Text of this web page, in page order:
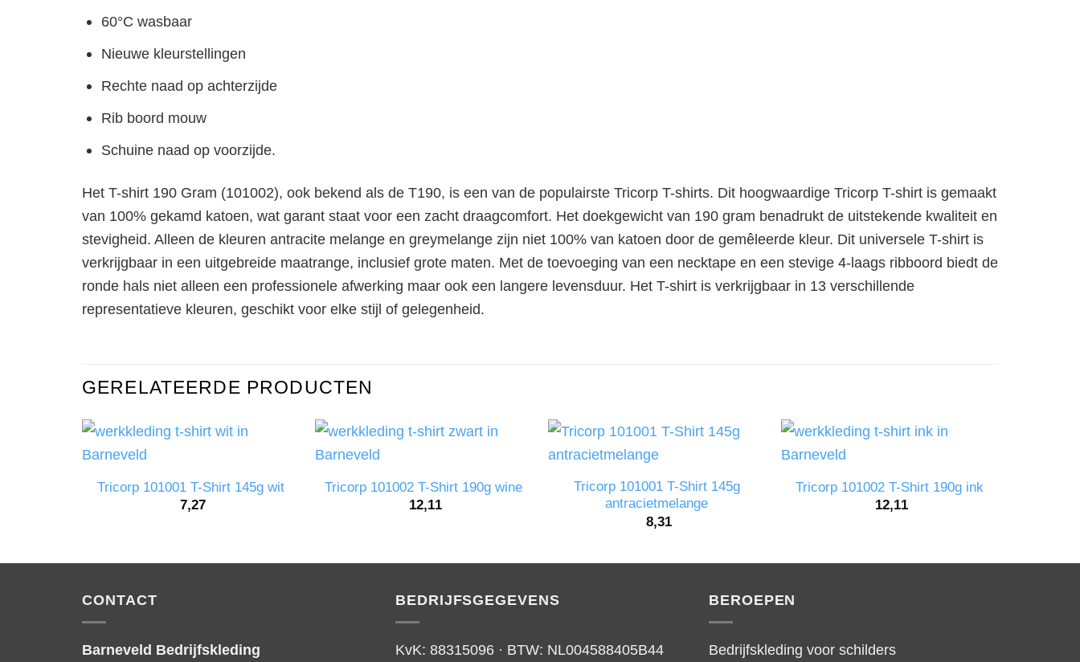
60°C wasbaar
Nieuwe kleurstellingen
Rechte naad op achterzijde
Rib boord mouw
Schuine naad op voorzijde.
Het T-shirt 190 Gram (101002), ook bekend als de T190, is een van de populairste Tricorp T-shirts. Dit hoogwaardige Tricorp T-shirt is gemaakt
van 100% gekamd katoen, wat garant staat voor een zacht draagcomfort. Het doekgewicht van 190 gram benadrukt de uitstekende kwaliteit en
stevigheid. Alleen de kleuren antracite melange en greymelange zijn niet 100% van katoen door de gemêleerde kleur. Dit universele T-shirt is
verkrijgbaar in een uitgebreide maatrange, inclusief grote maten. Met de toevoeging van een necktape en een stevige 4-laags ribboord biedt de
ronde hals niet alleen een professionele afwerking maar ook een langere levensduur. Het T-shirt is verkrijgbaar in 13 verschillende
representatieve kleuren, geschikt voor elke stijl of gelegenheid.
GERELATEERDE PRODUCTEN
Tricorp 101001 T-Shirt 145g wit
7,27
Tricorp 101002 T-Shirt 190g wine
12,11
Tricorp 101001 T-Shirt 145g
antracietmelange
8,31
Tricorp 101002 T-Shirt 190g ink
12,11
CONTACT
Barneveld Bedrijfskleding
BEDRIJFSGEGEVENS
KvK: 88315096 · BTW: NL004588405B44
BEROEPEN
Bedrijfskleding voor schilders